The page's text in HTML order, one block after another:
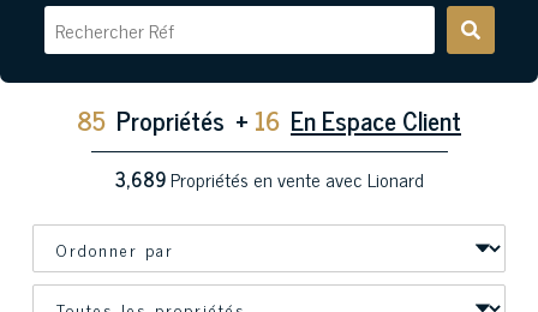
85 Propriétés + 16 En Espace Client
3,689Propriétés en vente avec Lionard